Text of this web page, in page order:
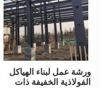
مستودع الهيكل الصلب
ورشة الهياكل الفولاذية
هيكل فولاذي خفيف الوزن
ورشة عمل لبناء الهياكل
الفولاذية الخفيفة ذات